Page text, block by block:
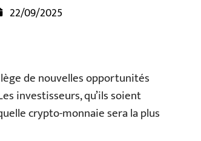
22/09/2025
de nouvelles opportunités
investisseurs, qu’ils soient
crypto-monnaie sera la plus